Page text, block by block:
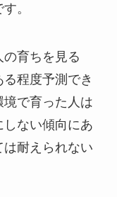
。
育ちを見る
程度予測でき
で育った人は
しない傾向にあ
は耐えられない